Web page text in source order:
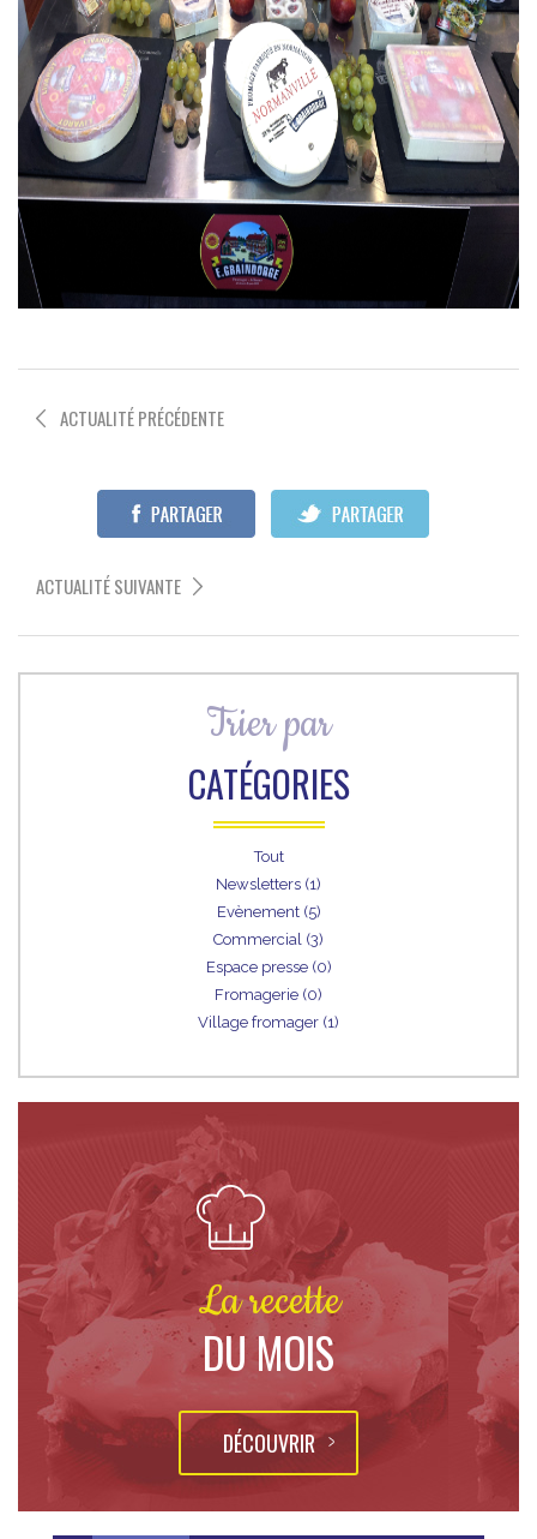
ACTUALITÉ PRÉCÉDENTE
ACTUALITÉ SUIVANTE
Trier par
CATÉGORIES
Tout
Newsletters (1)
Evènement (5)
Commercial (3)
Espace presse (0)
Fromagerie (0)
Village fromager (1)
La recette
DU MOIS
DÉCOUVRIR